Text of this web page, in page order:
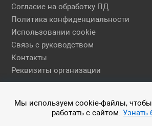
Согласие на обработку ПД
Политика конфиденциальности
Использовании cookie
Связь с руководством
Контакты
Реквизиты организации
Правовая информация
© 2026 АН ЕГСН
Мы используем cookie-файлы,
работать с сайтом. Узнать